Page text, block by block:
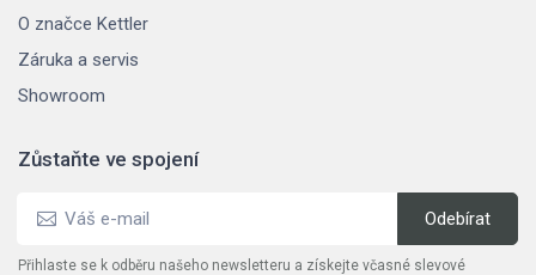
O značce Kettler
Záruka a servis
Showroom
Zůstaňte ve spojení
Přihlaste se k odběru našeho newsletteru a získejte včasné slevové